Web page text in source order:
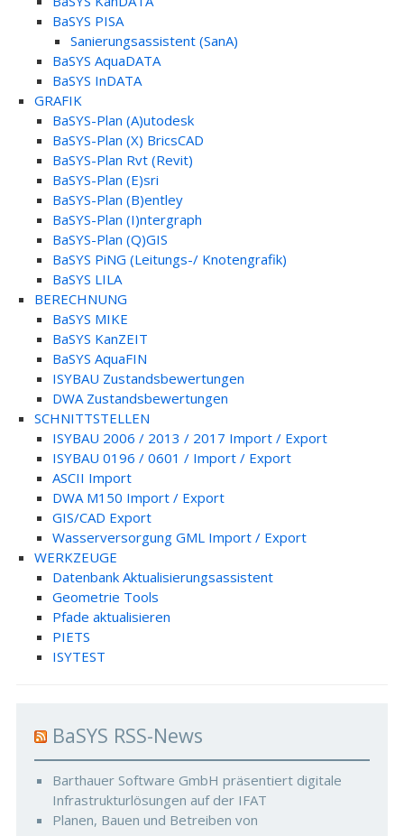
BaSYS PISA
Sanierungsassistent (SanA)
BaSYS AquaDATA
BaSYS InDATA
GRAFIK
BaSYS-Plan (A)utodesk
BaSYS-Plan (X) BricsCAD
BaSYS-Plan Rvt (Revit)
BaSYS-Plan (E)sri
BaSYS-Plan (B)entley
BaSYS-Plan (I)ntergraph
BaSYS-Plan (Q)GIS
BaSYS PiNG (Leitungs-/ Knotengrafik)
BaSYS LILA
BERECHNUNG
BaSYS MIKE
BaSYS KanZEIT
BaSYS AquaFIN
ISYBAU Zustandsbewertungen
DWA Zustandsbewertungen
SCHNITTSTELLEN
ISYBAU 2006 / 2013 / 2017 Import / Export
ISYBAU 0196 / 0601 / Import / Export
ASCII Import
DWA M150 Import / Export
GIS/CAD Export
Wasserversorgung GML Import / Export
WERKZEUGE
Datenbank Aktualisierungsassistent
Geometrie Tools
Pfade aktualisieren
PIETS
ISYTEST
BaSYS RSS-News
Barthauer Software GmbH präsentiert digitale
Infrastrukturlösungen auf der IFAT
Planen, Bauen und Betreiben von